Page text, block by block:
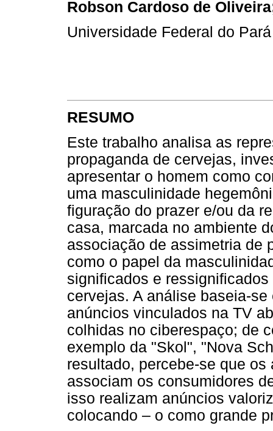
Robson Cardoso de
Universidade Federal do
RESUMO
Este trabalho analisa as
propaganda de cervejas,
apresentar o homem como
uma masculinidade
figuração do prazer e/ou da
casa, marcada no ambiente
associação de assimetria de
como o papel da
significados e
cervejas. A análise baseia-
anúncios vinculados na TV
colhidas no ciberespaço; de
exemplo da "Skol", "Nova
resultado, percebe-se que
associam os consumidores
isso realizam anúncios
colocando – o como grande